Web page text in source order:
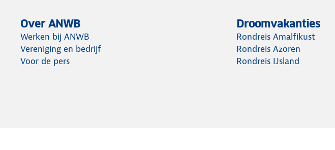
Over ANWB
Werken bij ANWB
Vereniging en bedrijf
Voor de pers
Droomvakanties
Rondreis Amalfikust
Rondreis Azoren
Rondreis IJsland